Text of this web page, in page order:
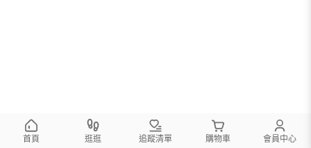
首頁 逛逛 追蹤清單 購物車 會員中心